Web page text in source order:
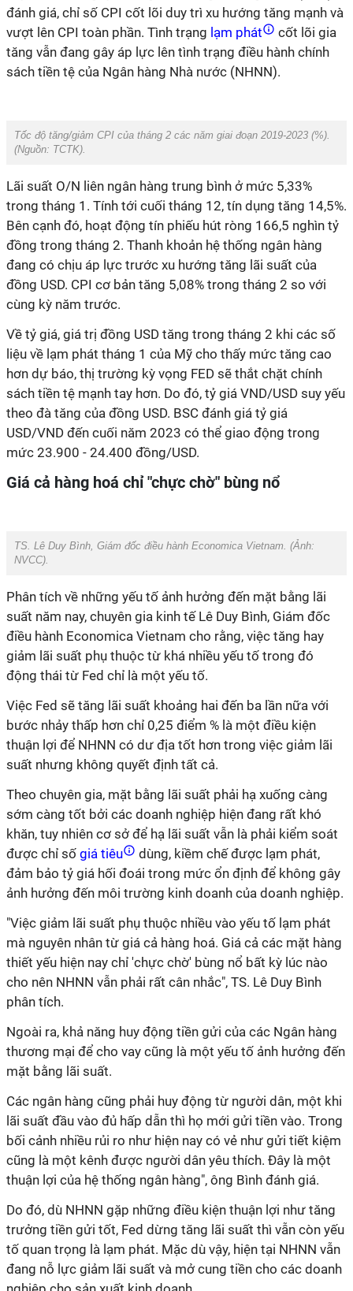
đánh giá, chỉ số CPI cốt lõi duy trì xu hướng tăng mạnh và
vượt lên CPI toàn phần. Tình trạng lạm phát
cốt lõi gia
tăng vẫn đang gây áp lực lên tình trạng điều hành chính
sách tiền tệ của Ngân hàng Nhà nước (NHNN).
Tốc độ tăng/giảm CPI của tháng 2 các năm giai đoạn 2019-2023 (%).
(Nguồn: TCTK).
Lãi suất O/N liên ngân hàng trung bình ở mức 5,33%
trong tháng 1. Tính tới cuối tháng 12, tín dụng tăng 14,5%.
Bên cạnh đó, hoạt động tín phiếu hút ròng 166,5 nghìn tỷ
đồng trong tháng 2. Thanh khoản hệ thống ngân hàng
đang có chịu áp lực trước xu hướng tăng lãi suất của
đồng USD. CPI cơ bản tăng 5,08% trong tháng 2 so với
cùng kỳ năm trước.
Về tỷ giá, giá trị đồng USD tăng trong tháng 2 khi các số
liệu về lạm phát tháng 1 của Mỹ cho thấy mức tăng cao
hơn dự báo, thị trường kỳ vọng FED sẽ thắt chặt chính
sách tiền tệ mạnh tay hơn. Do đó, tỷ giá VND/USD suy yếu
theo đà tăng của đồng USD. BSC đánh giá tỷ giá
USD/VND đến cuối năm 2023 có thể giao động trong
mức 23.900 - 24.400 đồng/USD.
Giá cả hàng hoá chỉ "chực chờ" bùng nổ
TS. Lê Duy Bình, Giám đốc điều hành Economica Vietnam. (Ảnh:
NVCC).
Phân tích về những yếu tố ảnh hưởng đến mặt bằng lãi
suất năm nay, chuyên gia kinh tế Lê Duy Bình, Giám đốc
điều hành Economica Vietnam cho rằng, việc tăng hay
giảm lãi suất phụ thuộc từ khá nhiều yếu tố trong đó
động thái từ Fed chỉ là một yếu tố.
Việc Fed sẽ tăng lãi suất khoảng hai đến ba lần nữa với
bước nhảy thấp hơn chỉ 0,25 điểm % là một điều kiện
thuận lợi để NHNN có dư địa tốt hơn trong việc giảm lãi
suất nhưng không quyết định tất cả.
Theo chuyên gia, mặt bằng lãi suất phải hạ xuống càng
sớm càng tốt bởi các doanh nghiệp hiện đang rất khó
khăn, tuy nhiên cơ sở để hạ lãi suất vẫn là phải kiểm soát
được chỉ số giá tiêu
dùng, kiềm chế được lạm phát,
đảm bảo tỷ giá hối đoái trong mức ổn định để không gây
ảnh hưởng đến môi trường kinh doanh của doanh nghiệp.
"Việc giảm lãi suất phụ thuộc nhiều vào yếu tố lạm phát
mà nguyên nhân từ giá cả hàng hoá. Giá cả các mặt hàng
thiết yếu hiện nay chỉ 'chực chờ' bùng nổ bất kỳ lúc nào
cho nên NHNN vẫn phải rất cân nhắc", TS. Lê Duy Bình
phân tích.
Ngoài ra, khả năng huy động tiền gửi của các Ngân hàng
thương mại để cho vay cũng là một yếu tố ảnh hưởng đến
mặt bằng lãi suất.
Các ngân hàng cũng phải huy động từ người dân, một khi
lãi suất đầu vào đủ hấp dẫn thì họ mới gửi tiền vào. Trong
bối cảnh nhiều rủi ro như hiện nay có vẻ như gửi tiết kiệm
cũng là một kênh được người dân yêu thích. Đây là một
thuận lợi của hệ thống ngân hàng", ông Bình đánh giá.
Do đó, dù NHNN gặp những điều kiện thuận lợi như tăng
trưởng tiền gửi tốt, Fed dừng tăng lãi suất thì vẫn còn yếu
tố quan trọng là lạm phát. Mặc dù vậy, hiện tại NHNN vẫn
đang nỗ lực giảm lãi suất và mở cung tiền cho các doanh